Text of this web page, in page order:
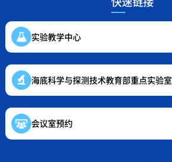
实验教学中心
海底科学与探测技术教育部重点实验室
会议室预约